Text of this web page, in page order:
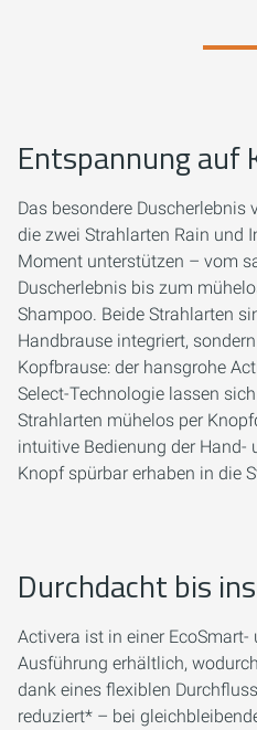
Entspannung auf
Das besondere Duscherlebnis
die zwei Strahlarten Rain und
Moment unterstützen – vom
Duscherlebnis bis zum
Shampoo. Beide Strahlarten
Handbrause integriert,
Kopfbrause: der hansgrohe
Select-Technologie lassen
Strahlarten mühelos per
intuitive Bedienung der Hand-
Knopf spürbar erhaben in die
Durchdacht bis
Activera ist in einer EcoSmart-
Ausführung erhältlich,
dank eines flexiblen
reduziert* – bei